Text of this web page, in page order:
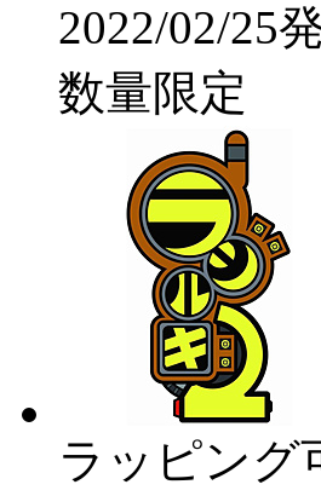
2022/02/25
数量限定
ラッピング